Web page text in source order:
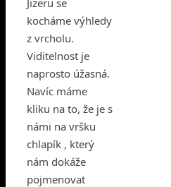
kocháme výhledy
z vrcholu.
Viditelnost je
naprosto úžasná.
Navíc máme
kliku na to, že je s
námi na vršku
chlapík , který
nám dokáže
pojmenovat